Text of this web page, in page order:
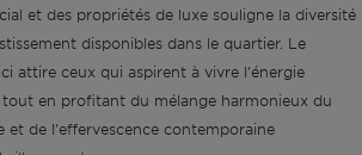
et des propriétés de luxe souligne la diversité
disponibles dans le quartier. Le
attire ceux qui aspirent à vivre l'énergie
en profitant du mélange harmonieux du
et de l'effervescence contemporaine